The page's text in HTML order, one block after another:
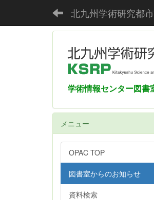
北九州学術研究都
学術情報センター図書
メニュー
OPAC TOP
図書室からのお知らせ
資料検索